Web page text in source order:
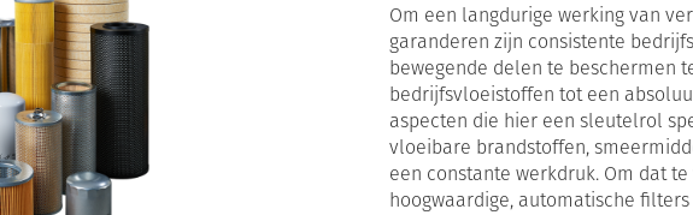
Om een langdurige werking van
garanderen zijn consistente
bewegende delen te beschermen
bedrijfsvloeistoffen tot een
aspecten die hier een sleutelrol
vloeibare brandstoffen,
een constante werkdruk. Om dat
hoogwaardige, automatische